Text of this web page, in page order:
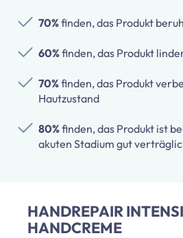
70%finden, das Produkt
60%finden, das Produkt
70%finden, das Produkt
Hautzustand
80%finden, das Produkt ist
akuten Stadium gut
HANDREPAIR
HANDCREME